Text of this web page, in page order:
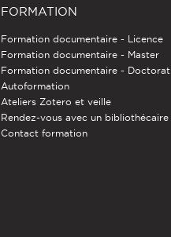
FORMATION
Formation documentaire - Licence
Formation documentaire - Master
Formation documentaire - Doctorat
Autoformation
Ateliers Zotero et veille
Rendez-vous avec un bibliothécaire
Contact formation